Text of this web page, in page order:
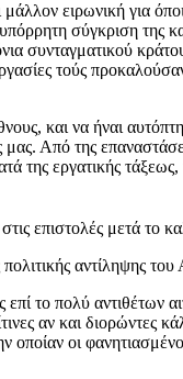
ειρωνική για
σύγκριση της
συνταγματικού
τούς
και να ήναι
μας. Από της
της εργατικής
επιστολές μετά το
αντίληψης
το πολύ αντιθέτων
αν και διορώντες
οι